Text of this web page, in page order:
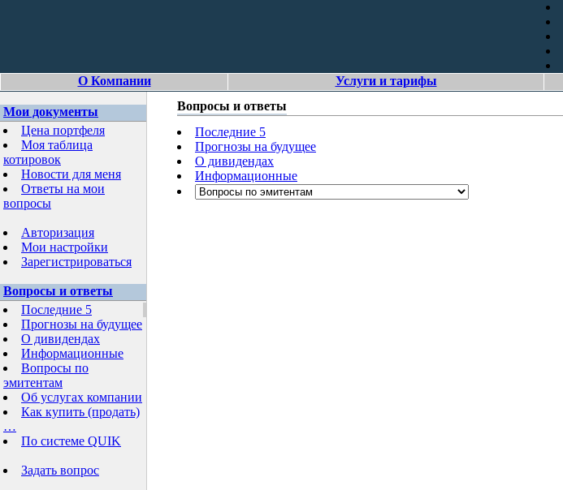
О Компании
Услуги и тарифы
Мои документы
Цена портфеля
Моя таблица
котировок
Новости для меня
Ответы на мои
вопросы
Авторизация
Мои настройки
Зарегистрироваться
Вопросы и ответы
Последние 5
Прогнозы на будущее
О дивидендах
Информационные
Вопросы по
эмитентам
Об услугах компании
Как купить (продать)
…
По системе QUIK
Задать вопрос
Вопросы и ответы
Последние 5
Прогнозы на будущее
О дивидендах
Информационные